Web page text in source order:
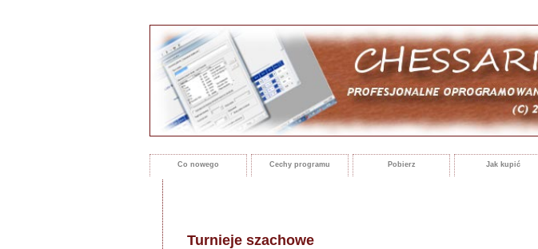
Co nowego Cechy programu Pobierz Jak kupić
Turnieje szachowe